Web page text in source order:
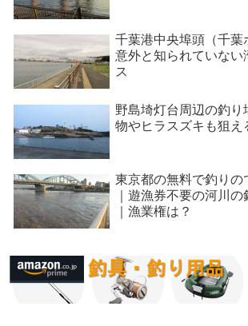
千葉港中央埠頭（千葉
意外と知られていない
ス
野島埼灯台周辺の釣り
物やヒラスズキも狙え
東京都の無料で釣りの
｜遊漁券不要の河川の
｜漁業権は？